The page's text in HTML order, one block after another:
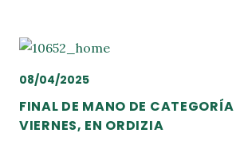
08/04/2025
FINAL DE MANO DE
VIERNES, EN ORDIZIA